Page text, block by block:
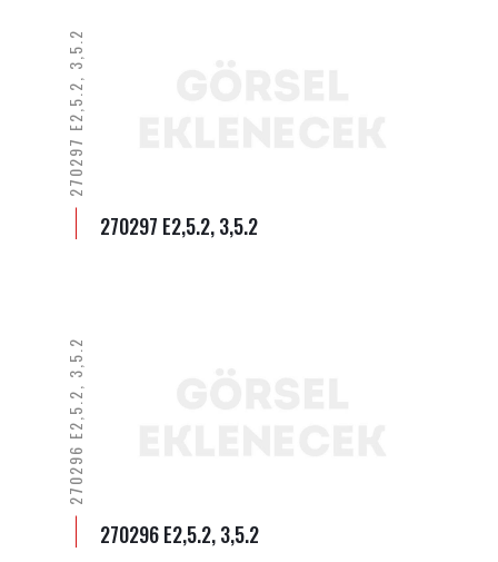
270297 E2,5.2, 3,5.2
270297 E2,5.2, 3,5.2
270296 E2,5.2, 3,5.2
270296 E2,5.2, 3,5.2